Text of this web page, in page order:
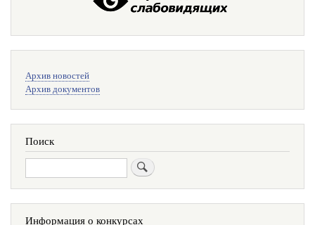
поиска
Архив новостей
Архив документов
Поиск
Информация о конкурсах